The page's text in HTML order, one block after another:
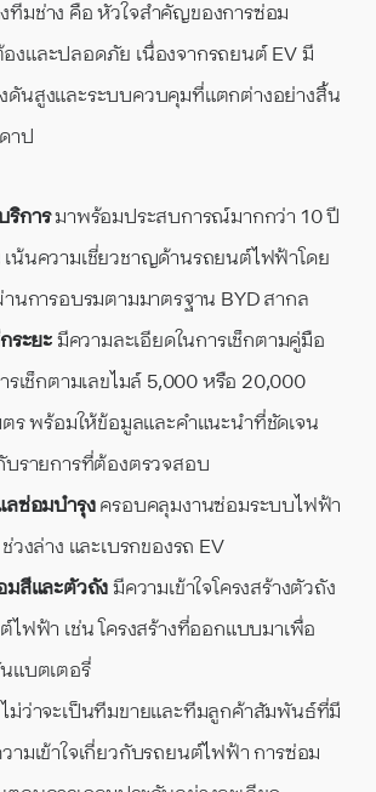
ทีมช่าง คือ หัวใจสำคัญของการซ่อม
งและปลอดภัย เนื่องจากรถยนต์ EV มี
ดันสูงและระบบควบคุมที่แตกต่างอย่างสิ้น
าป
การมาพร้อมประสบการณ์มากกว่า 10 ปี
น้นความเชี่ยวชาญด้านรถยนต์ไฟฟ้าโดย
านการอบรมตามมาตรฐาน BYD สากล
ระยะมีความละเอียดในการเช็กตามคู่มือ
รเช็กตามเลขไมล์ 5,000 หรือ 20,000
ตร พร้อมให้ข้อมูลและคำแนะนำที่ชัดเจน
บรายการที่ต้องตรวจสอบ
ลซ่อมบำรุงครอบคลุมงานซ่อมระบบไฟฟ้า
วงล่าง และเบรกของรถ EV
มสีและตัวถังมีความเข้าใจโครงสร้างตัวถัง
ไฟฟ้า เช่น โครงสร้างที่ออกแบบมาเพื่อ
แบตเตอรี่
ไม่ว่าจะเป็นทีมขายและทีมลูกค้าสัมพันธ์ที่มี
ามเข้าใจเกี่ยวกับรถยนต์ไฟฟ้า การซ่อม